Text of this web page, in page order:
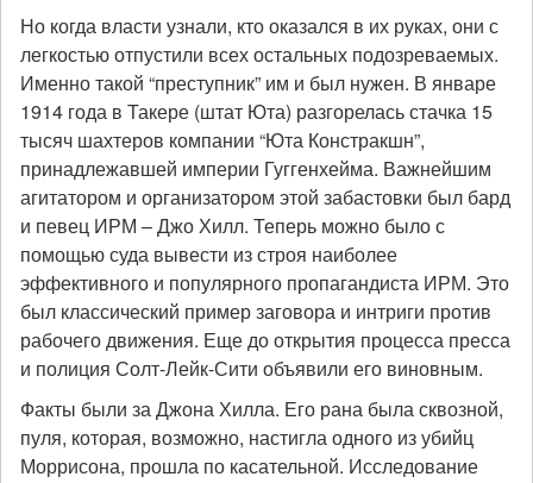
Но когда власти узнали, кто оказался в их руках, они с
легкостью отпустили всех остальных подозреваемых.
Именно такой “преступник” им и был нужен. В январе
1914 года в Такере (штат Юта) разгорелась стачка 15
тысяч шахтеров компании “Юта Констракшн”,
принадлежавшей империи Гуггенхейма. Важнейшим
агитатором и организатором этой забастовки был бард
и певец ИРМ – Джо Хилл. Теперь можно было с
помощью суда вывести из строя наиболее
эффективного и популярного пропагандиста ИРМ. Это
был классический пример заговора и интриги против
рабочего движения. Еще до открытия процесса пресса
и полиция Солт-Лейк-Сити объявили его виновным.
Факты были за Джона Хилла. Его рана была сквозной,
пуля, которая, возможно, настигла одного из убийц
Моррисона, прошла по касательной. Исследование